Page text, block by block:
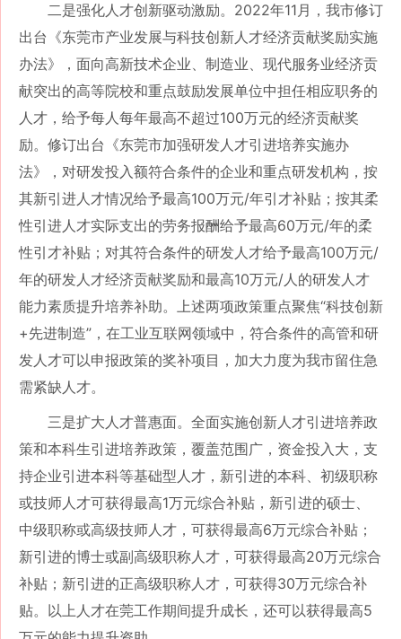
二是强化人才创新驱动激励。 2022年11月，我市修订
出台《东莞市产业发展与科技创新人才经济贡献奖励实施
办法》，面向高新技术企业、制造业、现代服务业经济贡
献突出的高等院校和重点鼓励发展单位中担任相应职务的
人才，给予每人每年最高不超过100万元的经济贡献奖
励。修订出台《东莞市加强研发人才引进培养实施办
法》，对研发投入额符合条件的企业和重点研发机构，按
其新引进人才情况给予最高100万元/年引才补贴；按其柔
性引进人才实际支出的劳务报酬给予最高60万元/年的柔
性引才补贴；对其符合条件的研发人才给予最高100万元/
年的研发人才经济贡献奖励和最高10万元/人的研发人才
能力素质提升培养补助。上述两项政策重点聚焦“科技创新
+先进制造”，在工业互联网领域中，符合条件的高管和研
发人才可以申报政策的奖补项目，加大力度为我市留住急
需紧缺人才。
三是扩大人才普惠面。全面实施创新人才引进培养政
策和本科生引进培养政策，覆盖范围广，资金投入大，支
持企业引进本科等基础型人才，新引进的本科、初级职称
或技师人才可获得最高1万元综合补贴，新引进的硕士、
中级职称或高级技师人才，可获得最高6万元综合补贴；
新引进的博士或副高级职称人才，可获得最高20万元综合
补贴；新引进的正高级职称人才，可获得30万元综合补
贴。以上人才在莞工作期间提升成长，还可以获得最高5